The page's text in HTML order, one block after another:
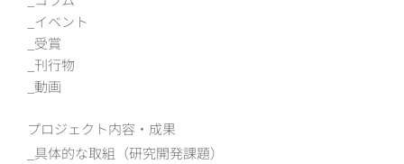
イベント
受賞
刊行物
動画
プロジェクト内容・成果
具体的な取組（研究開発課題）